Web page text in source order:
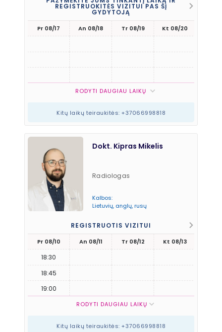
REGISTRUOKITĖS VIZITUI PAS ŠĮ
GYDYTOJĄ
Pr 08/17 An 08/18 Tr 08/19 Kt 08/20
RODYTI DAUGIAU LAIKŲ
Kitų laikų teiraukitės: +37066998818
Dokt. Kipras Mikelis
Radiologas
Kalbos:
Lietuvių, anglų, rusų
REGISTRUOTIS VIZITUI
Pr 08/10
18:30
18:45
19:00
An 08/11 Tr 08/12 Kt 08/13
RODYTI DAUGIAU LAIKŲ
Kitų laikų teiraukitės: +37066998818